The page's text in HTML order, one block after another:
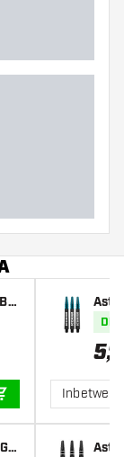
AGGIUNGI AL
5,00
Inbetween